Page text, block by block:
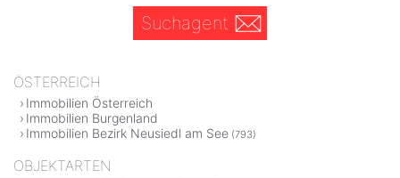
Suchagent
ÖSTERREICH
Immobilien Österreich
Immobilien Burgenland
Immobilien Bezirk Neusiedl am See (793)
OBJEKTARTEN